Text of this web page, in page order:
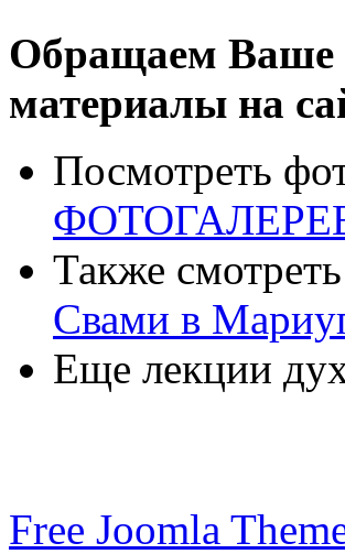
Обращаем Ваше
материалы на
Посмотреть
Также смотреть
Свами в
Еще лекции
Free Joomla